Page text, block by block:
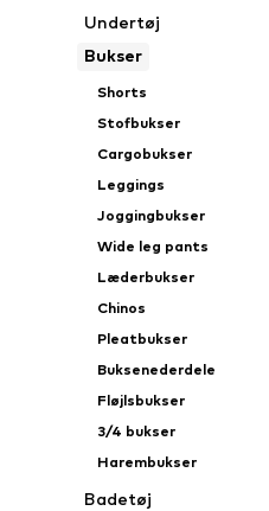
Undertøj
Bukser
Shorts
Stofbukser
Cargobukser
Leggings
Joggingbukser
Wide leg pants
Læderbukser
Chinos
Pleatbukser
Buksenederdele
Fløjlsbukser
3/4 bukser
Harembukser
Badetøj